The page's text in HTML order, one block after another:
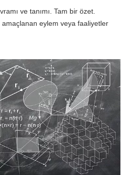
ve tanımı. Tam bir özet.
eylem veya faaliyetler